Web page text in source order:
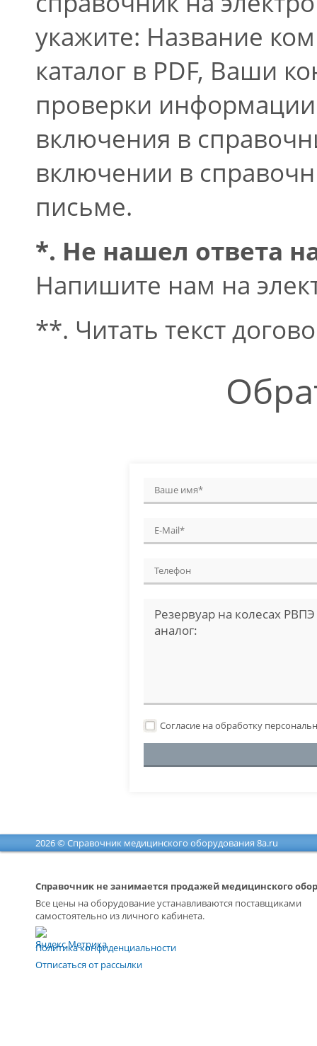
укажите: Название
каталог в PDF, Ваши
проверки
включения в
включении в
письме.
*. Не нашел ответа
Напишите нам на
**. Читать текст
Согласие на обработку
2026 © Справочник медицинского оборудования 8a.ru
Справочник не занимается продажей медицинского
Все цены на оборудование устанавливаются поставщиками
самостоятельно из личного кабинета.
Политика конфиденциальности
Отписаться от рассылки